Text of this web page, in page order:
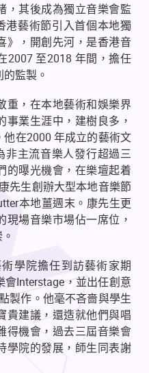
，其後成為獨立音樂會監
港藝術節引入首個本地獨
》，開創先河，是香港音
2007 至2018 年間，擔任
監製。
重，在本地藝術和娛樂界
業生涯中，建樹良多，
在2000 年成立的藝術文
非主流音樂人發行超過三
的曝光機會，在樂壇起着
先生創辦大型本地音樂節
本地薑週末。康先生更
場音樂市場佔一席位，
學院擔任到訪藝術家期
Interstage，並出任創意
製作。他毫不吝嗇與學生
貴建議，還造就他們與唱
得機會，過去三屆音樂會
學院的發展，師生同表謝